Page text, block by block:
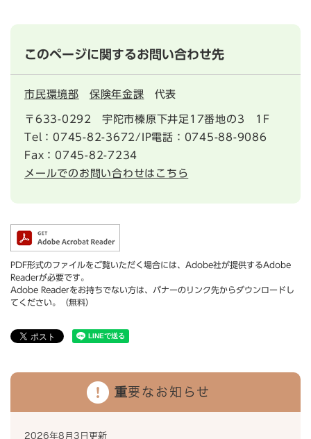
このページに関するお問い合わせ先
市民環境部 保険年金課 代表
〒633-0292
宇陀市榛原下井足17番地の3 1F
Tel：0745-82-3672/IP電話：0745-88-9086
Fax：0745-82-7234
メールでのお問い合わせはこちら
PDF形式のファイルをご覧いただく場合には、Adobe社が提供するAdobe
Readerが必要です。
Adobe Readerをお持ちでない方は、バナーのリンク先からダウンロードし
てください。（無料）
重要なお知らせ
2026年8月3日更新